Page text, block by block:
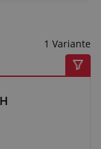
1 Variante